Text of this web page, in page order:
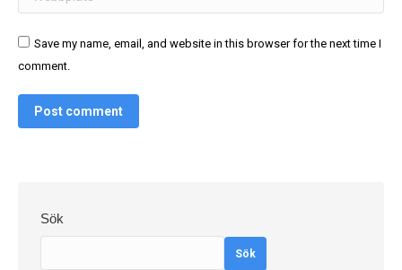
Save my name, email, and website in this browser for the next time I
comment.
Post comment
Sök
Sök